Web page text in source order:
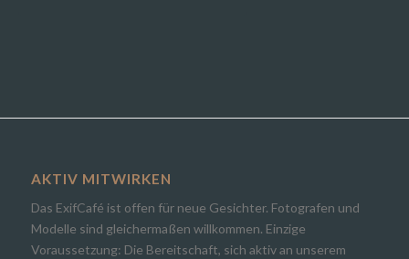
AKTIV MITWIRKEN
Das ExifCafé ist offen für neue Gesichter. Fotografen und
Modelle sind gleichermaßen willkommen. Einzige
Voraussetzung: Die Bereitschaft, sich aktiv an unserem